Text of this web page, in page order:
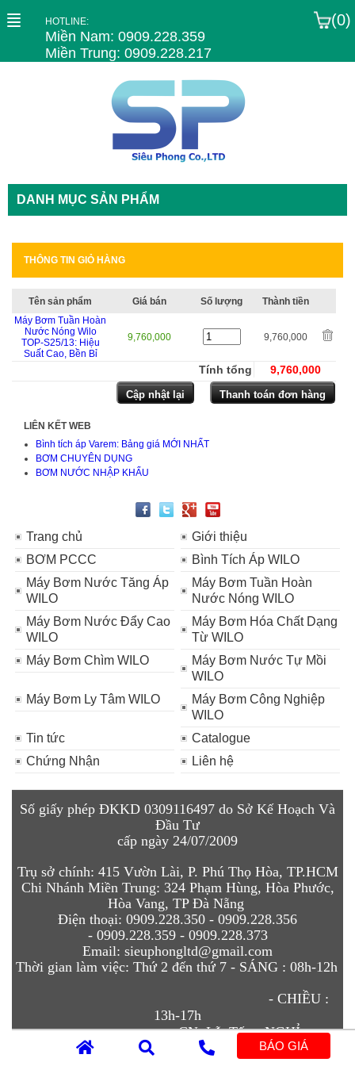
HOTLINE:
Miền Nam: 0909.228.359
Miền Trung: 0909.228.217
(0)
DANH MỤC SẢN PHẨM
THÔNG TIN GIỎ HÀNG
Tên sản phẩm Giá bán Số lượng
Thành tiền
Máy Bơm Tuần Hoàn
Nước Nóng Wilo
TOP-S25/13: Hiệu
Suất Cao, Bền Bỉ
9,760,000 9,760,000
Tính tổng 9,760,000
LIÊN KẾT WEB
Bình tích áp Varem: Bảng giá MỚI NHẤT
BƠM CHUYÊN DỤNG
BƠM NƯỚC NHẬP KHẨU
Trang chủ
Giới thiệu
BƠM PCCC
Bình Tích Áp WILO
Máy Bơm Nước Tăng Áp
WILO
Máy Bơm Tuần Hoàn
Nước Nóng WILO
Máy Bơm Nước Đẩy Cao
WILO
Máy Bơm Hóa Chất Dạng
Từ WILO
Máy Bơm Chìm WILO
Máy Bơm Nước Tự Mồi
WILO
Máy Bơm Ly Tâm WILO
Máy Bơm Công Nghiệp
WILO
Tin tức
Catalogue
Chứng Nhận
Liên hệ
Số giấy phép ĐKKD 0309116497 do Sở Kế Hoạch Và
Đầu Tư
cấp ngày 24/07/2009
Trụ sở chính: 415 Vườn Lài, P. Phú Thọ Hòa, TP.HCM
Chi Nhánh Miền Trung: 324 Phạm Hùng, Hòa Phước,
Hòa Vang, TP Đà Nẵng
Điện thoại: 0909.228.350 - 0909.228.356
- 0909.228.359 - 0909.228.373
Email: sieuphongltd@gmail.com
Thời gian làm việc: Thứ 2 đến thứ 7 - SÁNG : 08h-12h
- CHIỀU :
13h-17h
CN, Lễ, Tết - NGHỈ
Thiết kế web chuẩn seo
BÁO GIÁ